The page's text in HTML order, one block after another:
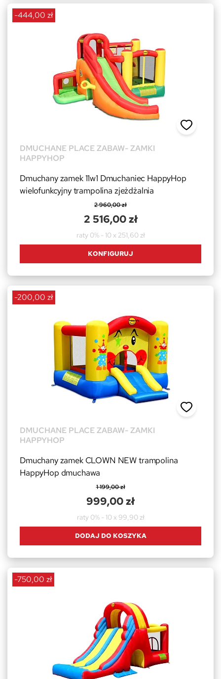
DMUCHANE PLACE ZABAW- ZAMKI
HAPPYHOP
Dmuchany zamek 11w1 Dmuchaniec HappyHop
wielofunkcyjny trampolina zjeżdżalnia
2 960,00 zł
2 516,00 zł
-444,00 zł
raty 0% - 10 x 251,60 zł
KONFIGURUJ
DMUCHANE PLACE ZABAW- ZAMKI
HAPPYHOP
Dmuchany zamek CLOWN NEW trampolina
HappyHop dmuchawa
1 199,00 zł
999,00 zł
-200,00 zł
raty 0% - 10 x 99,90 zł
DODAJ DO KOSZYKA
-750,00 zł